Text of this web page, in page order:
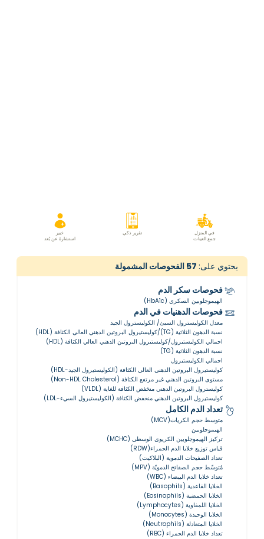
في المنزل
جمع العينات
تقرير ذكي
خبير
استشارة عن بُعد
يحتوي على: 57 الفحوصات المشمولة
فحوصات سكر الدم
الهيموجلوبين السكري (HbA1c)
فحوصات الدهنيات في الدم
معدل الكوليسترول السيئ/ الكوليسترول الجيد
نسبة الدهون الثلاثية (TG)/كوليستيرول البروتين الدهني العالي الكثافة (HDL)
اجمالي الكوليستيرول/كوليستيرول البروتين الدهني العالي الكثافة (HDL)
نسبة الدهون الثلاثية (TG)
اجمالي الكوليستيرول
كوليستيرول البروتين الدهني العالي الكثافة (الكوليستيرول الجيد-HDL)
مستوى البروتين الدهني غير مرتفع الكثافة (Non-HDL Cholesterol)
كوليسترول البروتين الدهني منخفض الكثافة للغاية (VLDL)
كوليستيرول البروتين الدهني منخفض الكثافة (الكوليستيرول السيء-LDL)
تعداد الدم الكامل
متوسط حجم الكريات(MCV)
الهيموجلوبين
تركيز الهيموجلوبين الكريوي الوسطي (MCHC)
قياس توزيع خلايا الدم الحمراء(RDW)
تعداد الصفيحات الدموية (البلاكيت)
مُتوسّط ​​حجم الصفائح الدمويّة (MPV)
تعداد خلايا الدم البيضاء (WBC)
الخلايا القاعدية (Basophils)
الخلايا الحمضية (Eosinophils)
الخلايا اللمفاوية (Lymphocytes)
الخلايا الوحيدة (Monocytes)
الخلايا المتعادلة (Neutrophils)
تعداد خلايا الدم الحمراء (RBC)